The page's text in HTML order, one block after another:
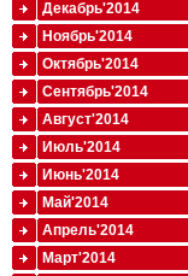
Декабрь'2014
Ноябрь'2014
Октябрь'2014
Сентябрь'2014
Август'2014
Июль'2014
Июнь'2014
Май'2014
Апрель'2014
Март'2014